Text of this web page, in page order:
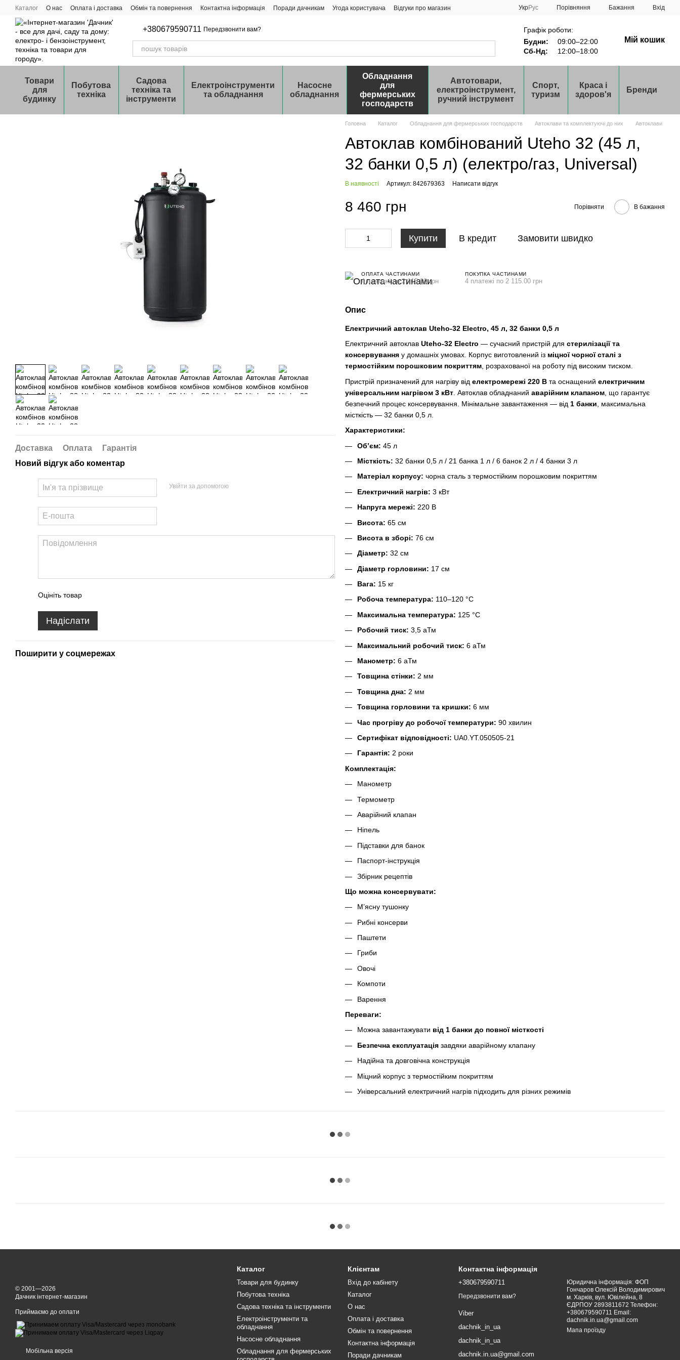
Перейти до основного контенту
Каталог О нас Оплата і доставка Обмін та повернення Контактна інформація Поради дачникам Угода користувача Відгуки про магазин УкрРус Порівняння Бажання Вхід
+380679590711 Передзвонити вам?
Графік роботи:
Будни:
09:00–22:00
Сб-Нд:
12:00–18:00
Мій кошик
Товари
для
будинку
Побутова
техніка
Садова
техніка та
інструменти
Електроінструменти
та обладнання
Насосне
обладнання
Обладнання
для
фермерських
господарств
Автотовари,
електроінструмент,
ручний інструмент
Спорт,
туризм
Краса і
здоров'я
Бренди
Доставка Оплата
Гарантія
Новий відгук або коментар
Увійти за допомогою
Оцініть товар
Надіслати
Поширити у соцмережах
Головна Каталог Обладнання для фермерських господарств Автоклави та комплектуючі до них Автоклави
Автоклав комбінований Uteho 32 (45 л,
32 банки 0,5 л) (електро/газ, Universal)
В наявності Артикул: 842679363 Написати відгук
8 460 грн Порівняти В бажання
Купити В кредит Замовити швидко
ОПЛАТА ЧАСТИНАМИ
4 платежі по 2 115.00 грн
ПОКУПКА ЧАСТИНАМИ
4 платежі по 2 115.00 грн
Опис
Електричний автоклав Uteho-32 Electro, 45 л, 32 банки 0,5 л
Електричний автоклав Uteho-32 Electro — сучасний пристрій для стерилізації та
консервування у домашніх умовах. Корпус виготовлений із міцної чорної сталі з
термостійким порошковим покриттям, розрахованої на роботу під високим тиском.
Пристрій призначений для нагріву від електромережі 220 В та оснащений електричним
універсальним нагрівом 3 кВт . Автоклав обладнаний аварійним клапаном , що гарантує
безпечний процес консервування. Мінімальне завантаження — від 1 банки , максимальна
місткість — 32 банки 0,5 л.
Характеристики:
Об’єм: 45 л
Місткість: 32 банки 0,5 л / 21 банка 1 л / 6 банок 2 л / 4 банки 3 л
Матеріал корпусу: чорна сталь з термостійким порошковим покриттям
Електричний нагрів: 3 кВт
Напруга мережі: 220 В
Висота: 65 см
Висота в зборі: 76 см
Діаметр: 32 см
Діаметр горловини: 17 см
Вага: 15 кг
Робоча температура: 110–120 °C
Максимальна температура: 125 °C
Робочий тиск: 3,5 аТм
Максимальний робочий тиск: 6 аТм
Манометр: 6 аТм
Товщина стінки: 2 мм
Товщина дна: 2 мм
Товщина горловини та кришки: 6 мм
Час прогріву до робочої температури: 90 хвилин
Сертифікат відповідності: UA0.YT.050505-21
Гарантія: 2 роки
Комплектація:
Манометр
Термометр
Аварійний клапан
Ніпель
Підставки для банок
Паспорт-інструкція
Збірник рецептів
Що можна консервувати:
М’ясну тушонку
Рибні консерви
Паштети
Гриби
Овочі
Компоти
Варення
Переваги:
Можна завантажувати від 1 банки до повної місткості
Безпечна експлуатація завдяки аварійному клапану
Надійна та довговічна конструкція
Міцний корпус з термостійким покриттям
Універсальний електричний нагрів підходить для різних режимів
© 2001—2026
Дачник інтернет-магазин
Приймаємо до оплати
Мобільна версія
Каталог
Товари для будинку
Побутова техніка
Садова техніка та інструменти
Електроінструменти та
обладнання
Насосне обладнання
Обладнання для фермерських
Клієнтам
Вхід до кабінету
Каталог
О нас
Оплата і доставка
Обмін та повернення
Контактна інформація
Поради дачникам
Контактна інформація
+380679590711
Передзвонити вам?
Viber
dachnik_in_ua
dachnik_in_ua
dachnik.in.ua@gmail.com
Юридична інформація: ФОП
Гончаров Олексій Володимирович
м. Харків, вул. Ювілейна, 8
ЄДРПОУ 2893811672 Телефон:
+380679590711 Email:
dachnik.in.ua@gmail.com
Мапа проїзду